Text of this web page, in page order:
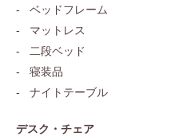
ベッドフレーム
マットレス
二段ベッド
寝装品
ナイトテーブル
デスク・チェア